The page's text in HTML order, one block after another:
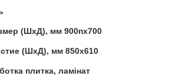
(ШхД), мм 900пх700
(ШхД), мм 850х610
плитка, ламінат